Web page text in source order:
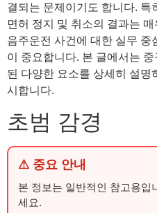
결되는 문제이기도 합니다. 특
면허 정지 및 취소의 결과는
음주운전 사건에 대한 실무 중
이 중요합니다. 본 글에서는
된 다양한 요소를 상세히 설명
시합니다.
초범 감경
⚠ 중요 안내
본 정보는 일반적인 참고용입
세요.